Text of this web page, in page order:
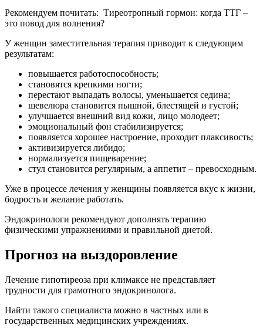
Рекомендуем почитать: Тиреотропный гормон: когда ТТГ –
это повод для волнения?
У женщин заместительная терапия приводит к следующим
результатам:
повышается работоспособность;
становятся крепкими ногти;
перестают выпадать волосы, уменьшается седина;
шевелюра становится пышной, блестящей и густой;
улучшается внешний вид кожи, лицо молодеет;
эмоциональный фон стабилизируется;
появляется хорошее настроение, проходит плаксивость;
активизируется либидо;
нормализуется пищеварение;
стул становится регулярным, а аппетит – превосходным.
Уже в процессе лечения у женщины появляется вкус к жизни,
бодрость и желание работать.
Эндокринологи рекомендуют дополнять терапию
физическими упражнениями и правильной диетой.
Прогноз на выздоровление
Лечение гипотиреоза при климаксе не представляет
трудности для грамотного эндокринолога.
Найти такого специалиста можно в частных или в
государственных медицинских учреждениях.